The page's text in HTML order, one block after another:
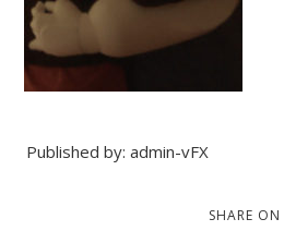
Published by: admin-vFX
SHARE ON